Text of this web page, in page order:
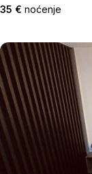
35 € noćenje